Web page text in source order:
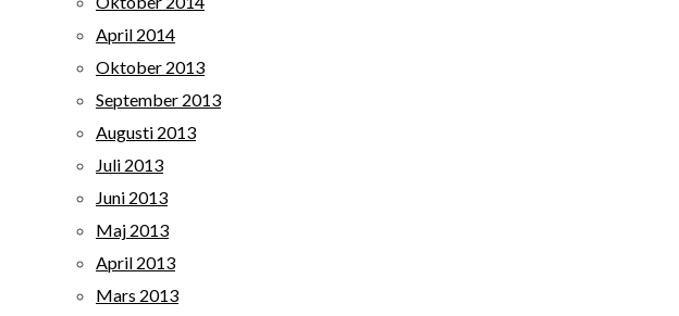
April 2014
Oktober 2013
September 2013
Augusti 2013
Juli 2013
Juni 2013
Maj 2013
April 2013
Mars 2013